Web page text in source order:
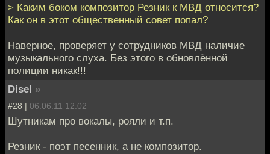
> Каким боком композитор Резник к МВД относится?
Как он в этот общественный совет попал?
Наверное, проверяет у сотрудников МВД наличие
музыкального слуха. Без этого в обновлённой
полиции никак!!!
Disel »
#28 | 06.06.11 12:02
Шутникам про вокалы, рояли и т.п.
Резник - поэт песенник, а не композитор.